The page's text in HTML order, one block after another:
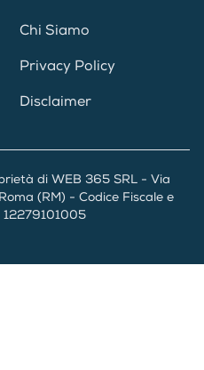
Chi Siamo
Privacy Policy
Disclaimer
di WEB 365 SRL - Via
(RM) - Codice Fiscale e
12279101005